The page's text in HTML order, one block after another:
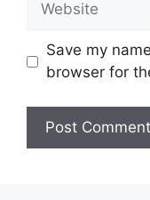
Save my
browser for